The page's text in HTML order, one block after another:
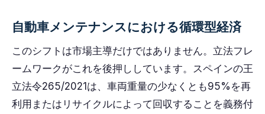
自動車メンテナンスにおける循環型経済
このシフトは市場主導だけではありません。立法フレ
ームワークがこれを後押ししています。スペインの王
立法令265/2021は、車両重量の少なくとも95%を再
利用またはリサイクルによって回収することを義務付